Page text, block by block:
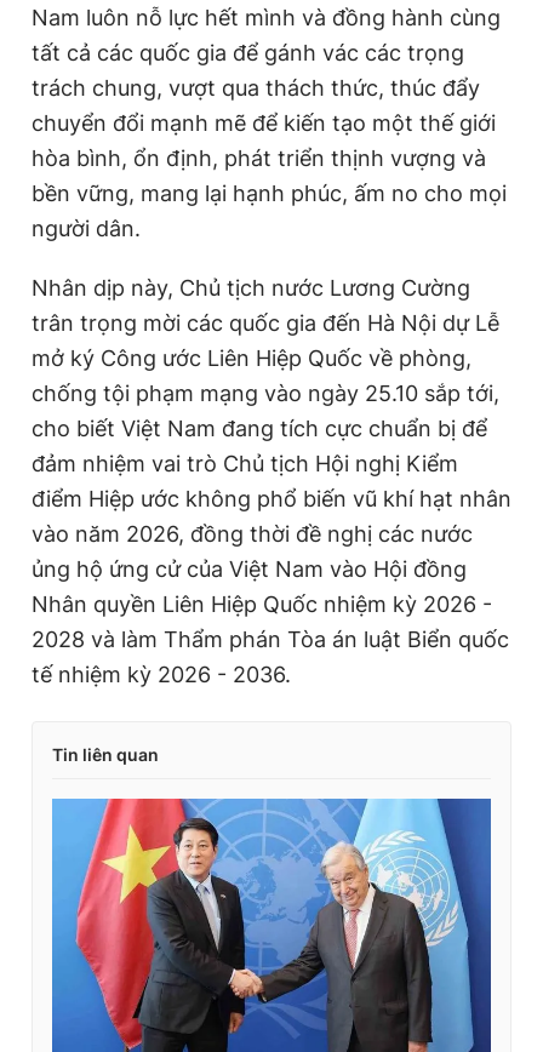
Nam luôn nỗ lực hết mình và đồng hành cùng
tất cả các quốc gia để gánh vác các trọng
trách chung, vượt qua thách thức, thúc đẩy
chuyển đổi mạnh mẽ để kiến tạo một thế giới
hòa bình, ổn định, phát triển thịnh vượng và
bền vững, mang lại hạnh phúc, ấm no cho mọi
người dân.
Nhân dịp này, Chủ tịch nước Lương Cường
trân trọng mời các quốc gia đến Hà Nội dự Lễ
mở ký Công ước Liên Hiệp Quốc về phòng,
chống tội phạm mạng vào ngày 25.10 sắp tới,
cho biết Việt Nam đang tích cực chuẩn bị để
đảm nhiệm vai trò Chủ tịch Hội nghị Kiểm
điểm Hiệp ước không phổ biến vũ khí hạt nhân
vào năm 2026, đồng thời đề nghị các nước
ủng hộ ứng cử của Việt Nam vào Hội đồng
Nhân quyền Liên Hiệp Quốc nhiệm kỳ 2026 -
2028 và làm Thẩm phán Tòa án luật Biển quốc
tế nhiệm kỳ 2026 - 2036.
Tin liên quan